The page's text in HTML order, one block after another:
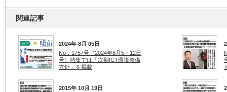
関連記事
2024年 8月 05日
No．1757号（2024年8月5・12日
号）特集では「次期ICT環境整備
方針」を掲載
2015年 10月 19日